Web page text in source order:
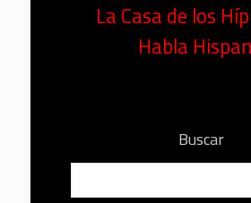
La Casa de los
Habla
Buscar